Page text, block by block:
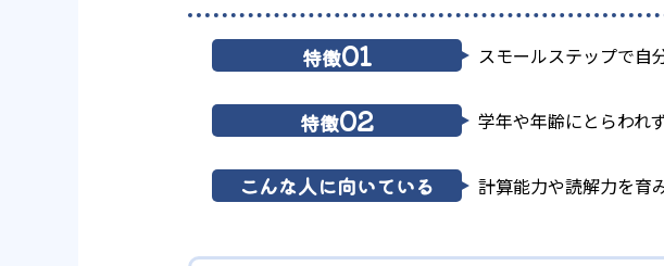
特徴01 スモールステップで自
特徴02 学年や年齢にとらわれ
こんな人に向いている 計算能力や読解力を育